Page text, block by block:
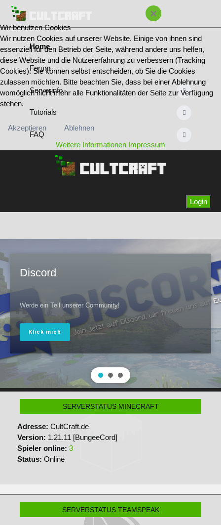
×
Home
Forum
Serverinfo
Tutorials
FAQ
Login
Discord
Werde ein Teil unserer Community!
Klick mich
SERVERSTATUS MINECRAFT
Adresse: CultCraft.de
Version: 1.21.11 [BungeeCord]
Spieler online: 3
Status: Online
SERVERSTATUS TEAMSPEAK
Wir benutzen Cookies
Wir nutzen Cookies auf unserer Website. Einige von ihnen sind
essenziell für den Betrieb der Seite, während andere uns helfen,
diese Website und die Nutzererfahrung zu verbessern (Tracking
Cookies). Sie können selbst entscheiden, ob Sie die Cookies
zulassen möchten. Bitte beachten Sie, dass bei einer Ablehnung
womöglich nicht mehr alle Funktionalitäten der Seite zur Verfügung
stehen.
Akzeptieren Ablehnen
Weitere Informationen Impressum